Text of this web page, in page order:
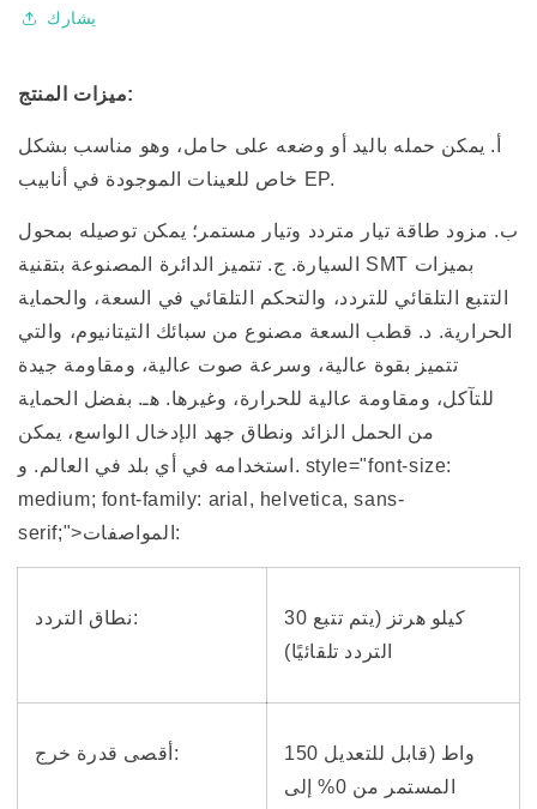
-
محمول
فوق
الصوتية،
110
12-
24
فولت
مستمر،
من
100
ميكرولتر
100
مل
فوق
الصوتية،
فولت/60
هرتز،
12-
24
فولت
تيار
مستمر،
من
100
ميكرولتر
إلى
100
مل
يشارك
ميزات المنتج:
أ. يمكن حمله باليد أو وضعه على حامل، وهو مناسب بشكل
خاص للعينات الموجودة في أنابيب EP.
ب. مزود طاقة تيار متردد وتيار مستمر؛ يمكن توصيله بمحول
السيارة. ج. تتميز الدائرة المصنوعة بتقنية SMT بميزات
التتبع التلقائي للتردد، والتحكم التلقائي في السعة، والحماية
الحرارية. د. قطب السعة مصنوع من سبائك التيتانيوم، والتي
تتميز بقوة عالية، وسرعة صوت عالية، ومقاومة جيدة
للتآكل، ومقاومة عالية للحرارة، وغيرها. هـ. بفضل الحماية
من الحمل الزائد ونطاق جهد الإدخال الواسع، يمكن
استخدامه في أي بلد في العالم. و. style="font-size:
medium; font-family: arial, helvetica, sans-
serif;">المواصفات:
نطاق التردد:
30 كيلو هرتز (يتم تتبع
التردد تلقائيًا)
أقصى قدرة خرج:
150 واط (قابل للتعديل
المستمر من 0% إلى